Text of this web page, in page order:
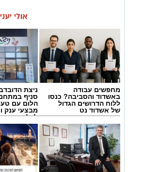
אולי
מחפשים עבודה
באשדוד והסביבה? כנסו
ללוח הדרושים הגדול
של אשדוד נט
ניצת
הלום עם
מבצעי ענק
לכל